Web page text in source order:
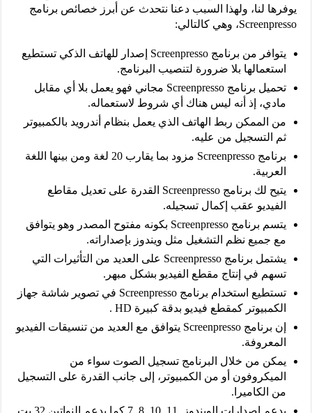
يوفرها لنا، ولهذا السبب دعنا نتحدث عن أبرز خصائص برنامج
Screenpresso، وهي كالتالي:
يتوافر من برنامج Screenpresso إصدار للهاتف الذكي تستطيع
استعمالها بلا ضرورة لتنصيب البرنامج.
تحميل برنامج Screenpresso مجاني فهو يعمل بلا أي مقابل
مادي، إذ أنه ليس هناك أي شروط لاستعماله.
من الممكن ربط الهاتف الذي يعمل بنظام أندرويد بالكمبيوتر
ثم التسجيل من عليه.
برنامج Screenpresso مزود بما يقارب 20 لغة ومن بينها اللغة
العربية.
يتيح لك برنامج Screenpresso القدرة على تعديل مقاطع
الفيديو عقب إكمال تسجيله.
يتسم برنامج Screenpresso بكونه مفتوح المصدر وهو يتوافق
مع جميع نظم التشغيل مثل ويندوز بإصداراته.
يشتمل برنامج Screenpresso على العديد من التأثيرات التي
تسهم في إنتاج مقطع الفيديو بشكل مبهر.
تستطيع استخدام برنامج Screenpresso في تصوير شاشة جهاز
الكمبيوتر كمقطع فيديو بدقة كبيرة HD .
إن برنامج Screenpresso يتوافق مع العديد من تنسيقات الفيديو
المعروفة.
يمكن من خلال البرنامج تسجيل الصوت سواء من
الميكروفون أو من الكمبيوتر، إلى جانب القدرة على التسجيل
من الكاميرا.
يدعم اصدارات الويندوز ,11, 10, 8, 7 كما يدعم النواتين 32 بت